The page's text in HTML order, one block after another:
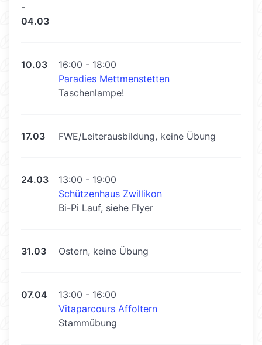
-
04.03
10.03
16:00 - 18:00
Paradies Mettmenstetten
Taschenlampe!
17.03 FWE/Leiterausbildung, keine Übung
24.03
13:00 - 19:00
Schützenhaus Zwillikon
Bi-Pi Lauf, siehe Flyer
31.03 Ostern, keine Übung
07.04
13:00 - 16:00
Vitaparcours Affoltern
Stammübung